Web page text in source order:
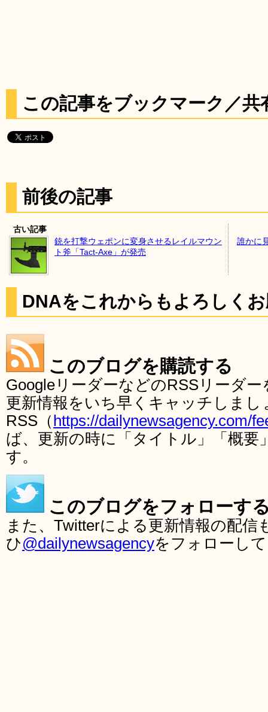
この記事をブックマーク／共
前後の記事
古い記事
銃を打撃ウェポンに変身させるレイルマウン
ト斧「Tact-Axe」が発売
誰かに
DNAをこれからもよろしく
このブログを購読する
GoogleリーダーなどのRSSリーダ
更新情報をいち早くキャッチしま
RSS（ https://dailynewsagency.com/
ば、更新の時に「タイトル」「概要
す。
このブログをフォローす
また、Twitterによる更新情報の配
ひ@dailynewsagencyをフォローし